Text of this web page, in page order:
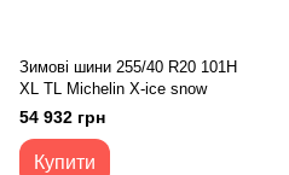
Зимові шини 255/40 R20 101H
XL TL Michelin X-ice snow
54 932 грн
Купити